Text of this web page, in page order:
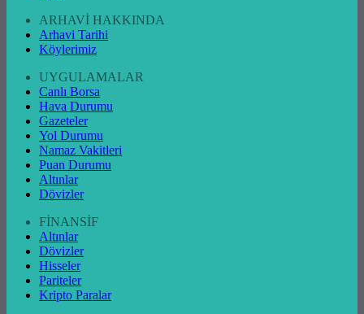
ARHAVİ HAKKINDA
Arhavi Tarihi
Köylerimiz
UYGULAMALAR
Canlı Borsa
Hava Durumu
Gazeteler
Yol Durumu
Namaz Vakitleri
Puan Durumu
Altınlar
Dövizler
FİNANSİF
Altınlar
Dövizler
Hisseler
Pariteler
Kripto Paralar